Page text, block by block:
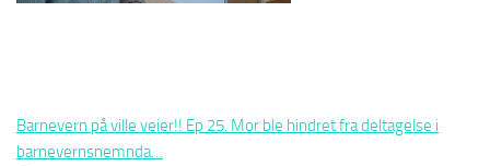
Barnevern på ville veier!! Ep 25. Mor ble hindret fra deltagelse i
barnevernsnemnda…